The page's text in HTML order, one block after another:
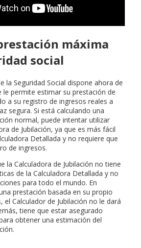
máxima
social
la Seguridad Social dispone ahora de
le permite estimar su prestación de
a su registro de ingresos reales a
segura. Si está calculando una
normal, puede intentar utilizar
de Jubilación, ya que es más fácil
Detallada y no requiere que
de ingresos.
la Calculadora de Jubilación no tiene
de la Calculadora Detallada y no
para todo el mundo. En
prestación basada en su propio
el Calculador de Jubilación no le dará
tiene que estar asegurado
obtener una estimación del